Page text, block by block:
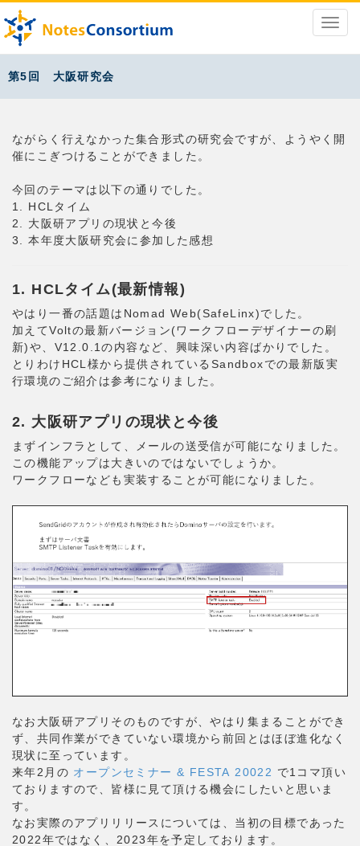
第5回 大阪研究会
ながらく行えなかった集合形式の研究会ですが、ようやく開
催にこぎつけることができました。
今回のテーマは以下の通りでした。
1. HCLタイム
2. 大阪研アプリの現状と今後
3. 本年度大阪研究会に参加した感想
1. HCLタイム(最新情報)
やはり一番の話題はNomad Web(SafeLinx)でした。
加えてVoltの最新バージョン(ワークフローデザイナーの刷
新)や、V12.0.1の内容など、興味深い内容ばかりでした。
とりわけHCL様から提供されているSandboxでの最新版実
行環境のご紹介は参考になりました。
2. 大阪研アプリの現状と今後
まずインフラとして、メールの送受信が可能になりました。
この機能アップは大きいのではないでしょうか。
ワークフローなども実装することが可能になりました。
なお大阪研アプリそのものですが、やはり集まることができ
ず、共同作業ができていない環境から前回とはほぼ進化なく
現状に至っています。
​来年2月の オープンセミナー & FESTA 20022 で1コマ頂い
ておりますので、皆様に見て頂ける機会にしたいと思いま
す。
なお実際のアプリリリースについては、当初の目標であった
2022年ではなく、2023年を予定しております。